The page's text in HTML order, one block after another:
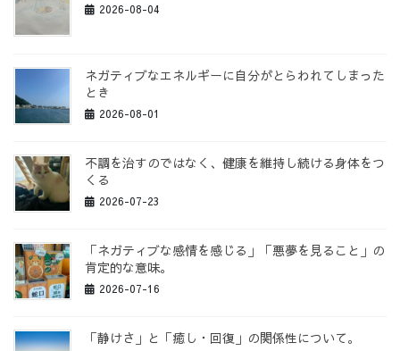
2026-08-04
ネガティブなエネルギーに自分がとらわれてしまった
とき
2026-08-01
不調を治すのではなく、健康を維持し続ける身体をつ
くる
2026-07-23
「ネガティブな感情を感じる」「悪夢を見ること」の
肯定的な意味。
2026-07-16
「静けさ」と「癒し・回復」の関係性について。